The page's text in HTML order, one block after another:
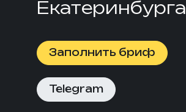
Екатеринбурга
Заполнить бриф
Telegram